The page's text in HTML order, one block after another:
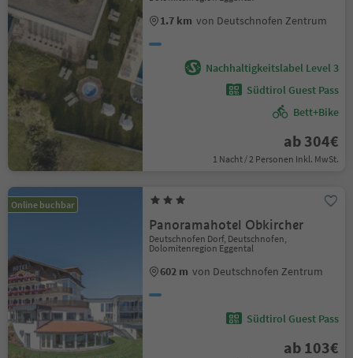
1.7 km von Deutschnofen Zentrum
Nachhaltigkeitslabel Level 3
Südtirol Guest Pass
Bett+Bike
ab 304€
1 Nacht / 2 Personen Inkl. MwSt.
Online buchbar
Panoramahotel Obkircher
Deutschnofen Dorf, Deutschnofen,
Dolomitenregion Eggental
602 m von Deutschnofen Zentrum
Südtirol Guest Pass
ab 103€